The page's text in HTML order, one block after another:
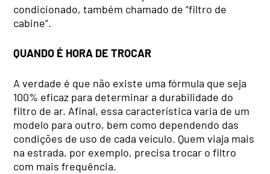
condicionado, também chamado de “filtro de
cabine”.
QUANDO É HORA DE TROCAR
A verdade é que não existe uma fórmula que seja
100% eficaz para determinar a durabilidade do
filtro de ar. Afinal, essa característica varia de um
modelo para outro, bem como dependendo das
condições de uso de cada veículo. Quem viaja mais
na estrada, por exemplo, precisa trocar o filtro
com mais frequência.